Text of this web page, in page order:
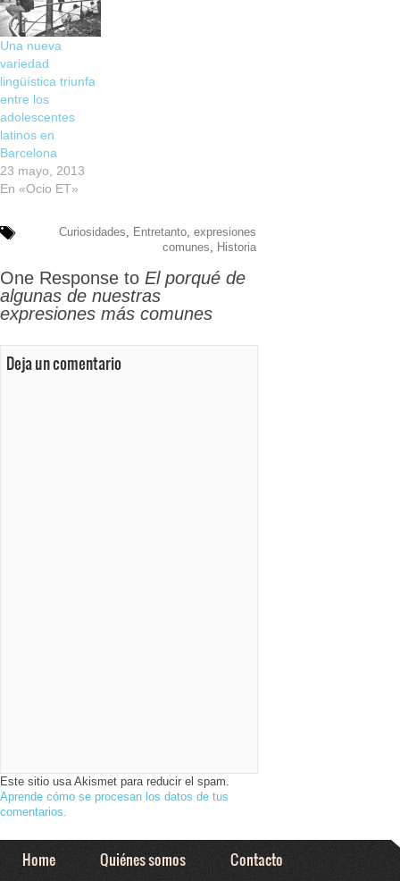
Una nueva
variedad
lingüística triunfa
entre los
adolescentes
latinos en
Barcelona
23 mayo, 2013
En «Ocio ET»
Curiosidades, Entretanto, expresiones
comunes, Historia
One Response to El porqué de
algunas de nuestras
expresiones más comunes
Deja un comentario
Este sitio usa Akismet para reducir el spam.
Aprende cómo se procesan los datos de tus
comentarios.
Home Quiénes somos Contacto